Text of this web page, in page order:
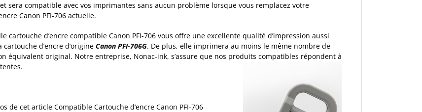
sera compatible avec vos imprimantes sans aucun problème lorsque vous remplacez votre
Canon PFI-706 actuelle.
cartouche d’encre compatible Canon PFI-706 vous offre une excellente qualité d’impression aussi
d’encre d’origine Canon PFI-706G. De plus, elle imprimera au moins le même nombre de
équivalent original. Notre entreprise, Nonac-ink, s’assure que nos produits compatibles répondent à
de cet article Compatible Cartouche d‘encre Canon PFI-706